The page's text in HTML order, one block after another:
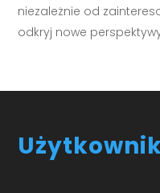
niezależnie od
odkryj nowe